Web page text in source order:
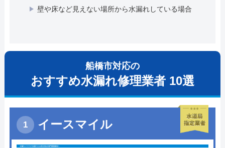
壁や床など見えない場所から水漏れしている場合
船橋市対応の
おすすめ水漏れ修理業者 10選
イースマイル